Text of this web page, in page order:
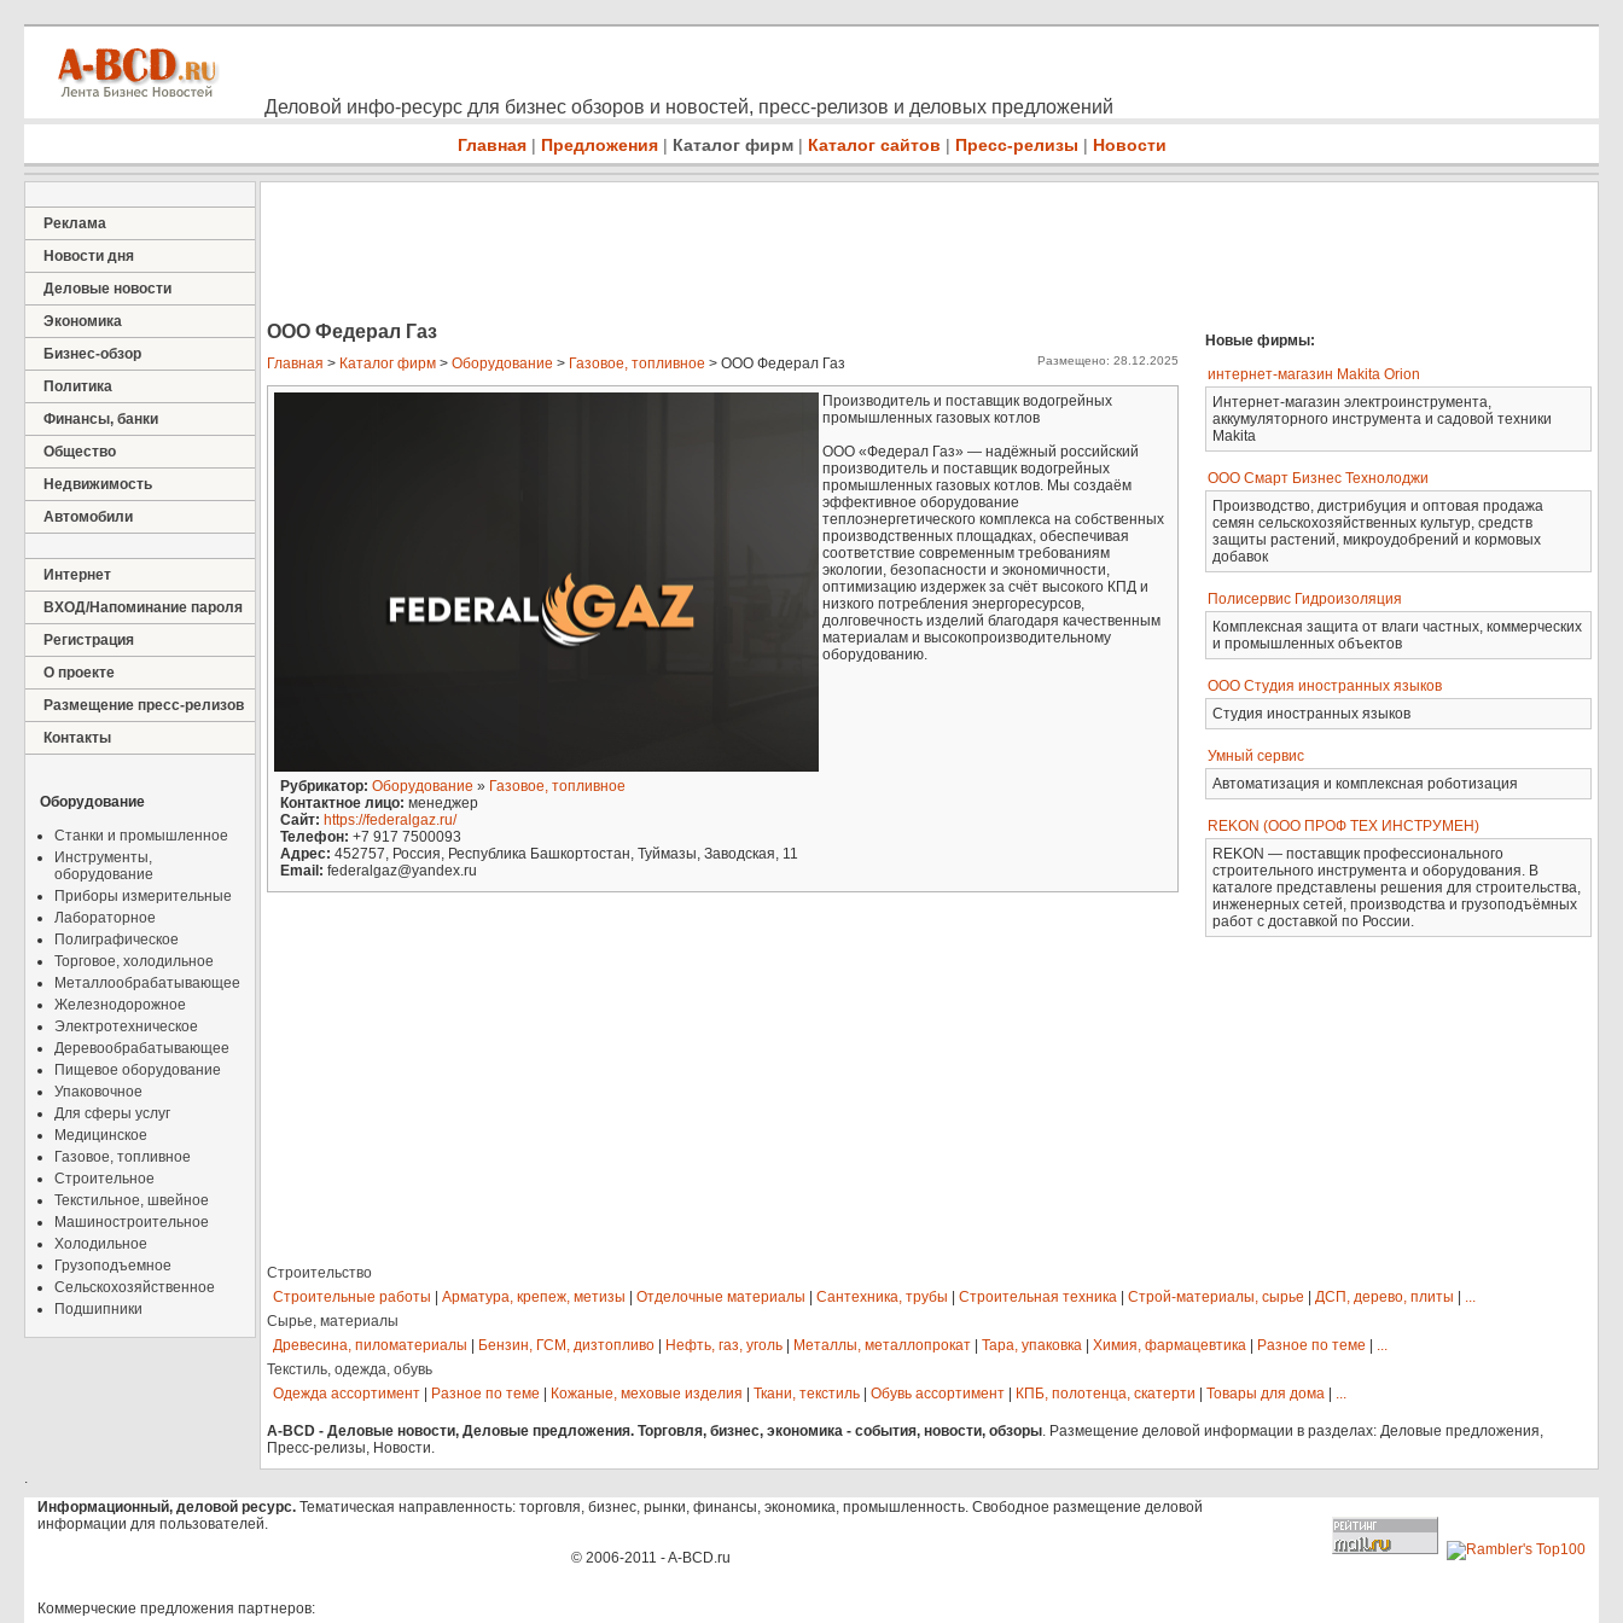
Деловой инфо-ресурс для бизнес обзоров и новостей, пресс-релизов и деловых предложений
Главная | Предложения | Каталог фирм | Каталог сайтов | Пресс-релизы | Новости
Реклама
Новости дня
Деловые новости
Экономика
Бизнес-обзор
Политика
Финансы, банки
Общество
Недвижимость
Автомобили
Интернет
ВХОД/Напоминание пароля
Регистрация
О проекте
Размещение пресс-релизов
Контакты
Оборудование
Станки и промышленное
Инструменты,
оборудование
Приборы измерительные
Лабораторное
Полиграфическое
Торговое, холодильное
Металлообрабатывающее
Железнодорожное
Электротехническое
Деревообрабатывающее
Пищевое оборудование
Упаковочное
Для сферы услуг
Медицинское
Газовое, топливное
Строительное
Текстильное, швейное
Машиностроительное
Холодильное
Грузоподъемное
Сельскохозяйственное
Подшипники
ООО Федерал Газ
Главная > Каталог фирм > Оборудование > Газовое, топливное > ООО Федерал Газ Размещено: 28.12.2025
Производитель и поставщик водогрейных
промышленных газовых котлов
ООО «Федерал Газ» — надёжный российский
производитель и поставщик водогрейных
промышленных газовых котлов. Мы создаём
эффективное оборудование
теплоэнергетического комплекса на собственных
производственных площадках, обеспечивая
соответствие современным требованиям
экологии, безопасности и экономичности,
оптимизацию издержек за счёт высокого КПД и
низкого потребления энергоресурсов,
долговечность изделий благодаря качественным
материалам и высокопроизводительному
оборудованию.
Рубрикатор: Оборудование » Газовое, топливное
Контактное лицо: менеджер
Сайт: https://federalgaz.ru/
Телефон: +7 917 7500093
Адрес: 452757, Россия, Республика Башкортостан, Туймазы, Заводская, 11
Email: federalgaz@yandex.ru
Новые фирмы:
интернет-магазин Makita Orion
Интернет-магазин электроинструмента,
аккумуляторного инструмента и садовой техники
Makita
ООО Смарт Бизнес Технолоджи
Производство, дистрибуция и оптовая продажа
семян сельскохозяйственных культур, средств
защиты растений, микроудобрений и кормовых
добавок
Полисервис Гидроизоляция
Комплексная защита от влаги частных, коммерческих
и промышленных объектов
ООО Студия иностранных языков
Студия иностранных языков
Умный сервис
Автоматизация и комплексная роботизация
REKON (ООО ПРОФ ТЕХ ИНСТРУМЕН)
REKON — поставщик профессионального
строительного инструмента и оборудования. В
каталоге представлены решения для строительства,
инженерных сетей, производства и грузоподъёмных
работ с доставкой по России.
Строительство
Строительные работы
Арматура, крепеж, метизы Отделочные материалы Сантехника, трубы Строительная техника Строй-материалы, сырье ДСП, дерево, плиты
...
Сырье, материалы
Древесина, пиломатериалы
Бензин, ГСМ, дизтопливо Нефть, газ, уголь Металлы, металлопрокат Тара, упаковка Химия, фармацевтика Разное по теме
...
Текстиль, одежда, обувь
Одежда ассортимент
Разное по теме Кожаные, меховые изделия Ткани, текстиль Обувь ассортимент КПБ, полотенца, скатерти Товары для дома ...
A-BCD - Деловые новости, Деловые предложения. Торговля, бизнес, экономика - события, новости, обзоры. Размещение деловой информации в разделах: Деловые предложения,
Пресс-релизы, Новости.
.
Информационный, деловой ресурс. Тематическая направленность: торговля, бизнес, рынки, финансы, экономика, промышленность. Свободное размещение деловой
информации для пользователей.
© 2006-2011 - A-BCD.ru
Коммерческие предложения партнеров: